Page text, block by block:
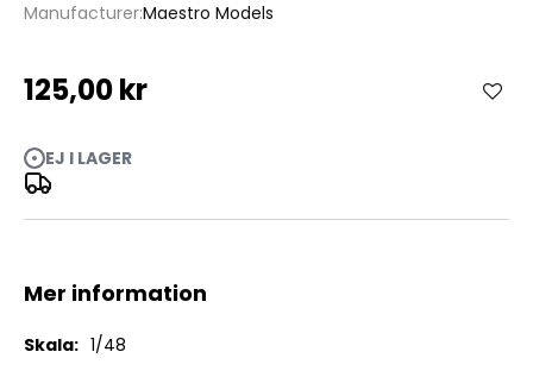
ManufacturerMaestro Models
125,00 kr
EJ I LAGER
Mer information
Mer
1/48